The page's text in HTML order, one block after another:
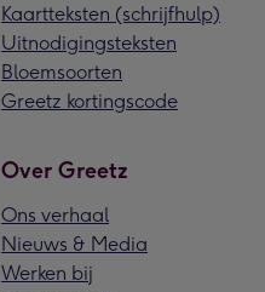
Kaartteksten (schrijfhulp)
Uitnodigingsteksten
Bloemsoorten
Greetz kortingscode
Over Greetz
Ons verhaal
Nieuws & Media
Werken bij